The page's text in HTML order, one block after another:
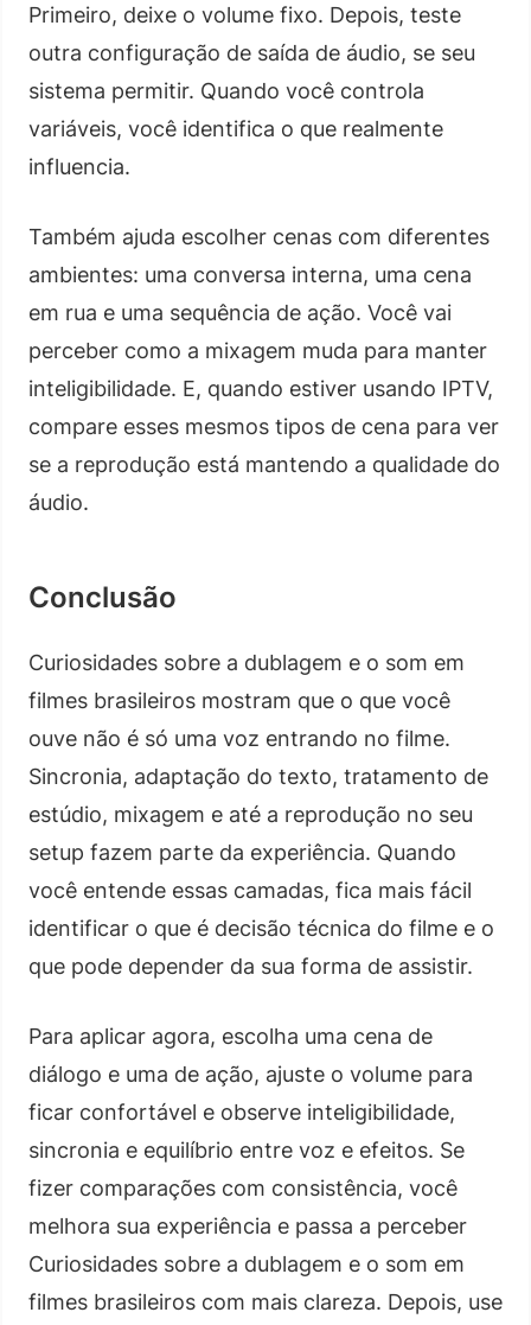
Primeiro, deixe o volume fixo. Depois, teste
outra configuração de saída de áudio, se seu
sistema permitir. Quando você controla
variáveis, você identifica o que realmente
influencia.
Também ajuda escolher cenas com diferentes
ambientes: uma conversa interna, uma cena
em rua e uma sequência de ação. Você vai
perceber como a mixagem muda para manter
inteligibilidade. E, quando estiver usando IPTV,
compare esses mesmos tipos de cena para ver
se a reprodução está mantendo a qualidade do
áudio.
Conclusão
Curiosidades sobre a dublagem e o som em
filmes brasileiros mostram que o que você
ouve não é só uma voz entrando no filme.
Sincronia, adaptação do texto, tratamento de
estúdio, mixagem e até a reprodução no seu
setup fazem parte da experiência. Quando
você entende essas camadas, fica mais fácil
identificar o que é decisão técnica do filme e o
que pode depender da sua forma de assistir.
Para aplicar agora, escolha uma cena de
diálogo e uma de ação, ajuste o volume para
ficar confortável e observe inteligibilidade,
sincronia e equilíbrio entre voz e efeitos. Se
fizer comparações com consistência, você
melhora sua experiência e passa a perceber
Curiosidades sobre a dublagem e o som em
filmes brasileiros com mais clareza. Depois, use